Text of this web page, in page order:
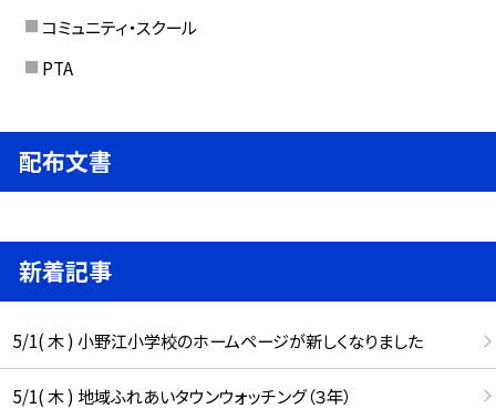
コミュニティ・スクール
PTA
配布文書
新着記事
5/1( 木 ) 小野江小学校のホームページが新しくなりました
5/1( 木 ) 地域ふれあいタウンウォッチング（３年）